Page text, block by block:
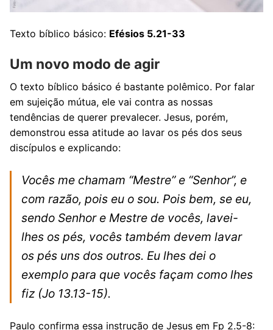
Texto bíblico básico: Efésios 5.21-33
Um novo modo de agir
O texto bíblico básico é bastante polêmico. Por falar
em sujeição mútua, ele vai contra as nossas
tendências de querer prevalecer. Jesus, porém,
demonstrou essa atitude ao lavar os pés dos seus
discípulos e explicando:
Vocês me chamam “Mestre” e “Senhor”, e
com razão, pois eu o sou. Pois bem, se eu,
sendo Senhor e Mestre de vocês, lavei-
lhes os pés, vocês também devem lavar
os pés uns dos outros. Eu lhes dei o
exemplo para que vocês façam como lhes
fiz (Jo 13.13-15).
Paulo confirma essa instrução de Jesus em Fp 2.5-8: